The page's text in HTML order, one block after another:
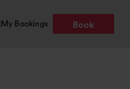
My Bookings Book